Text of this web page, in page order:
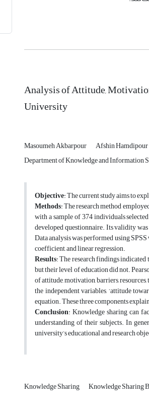
Analysis of Attitude,
University
Masoumeh Akbarpour Afshin Hamdipour
Department of Knowledge and Information
Objective: The current study aims to
Methods: The research method
with a sample of 374 individuals
developed questionnaire. Its validity
Data analysis was performed using
coefficient, and linear regression.
Results: The research findings indicated
but their level of education did not.
of attitude, motivation, barriers,
the independent variables, ‘attitude
equation. These three components
Conclusion: Knowledge sharing can
understanding of their subjects. In
university’s educational and research
Knowledge Sharing Knowledge Sharing